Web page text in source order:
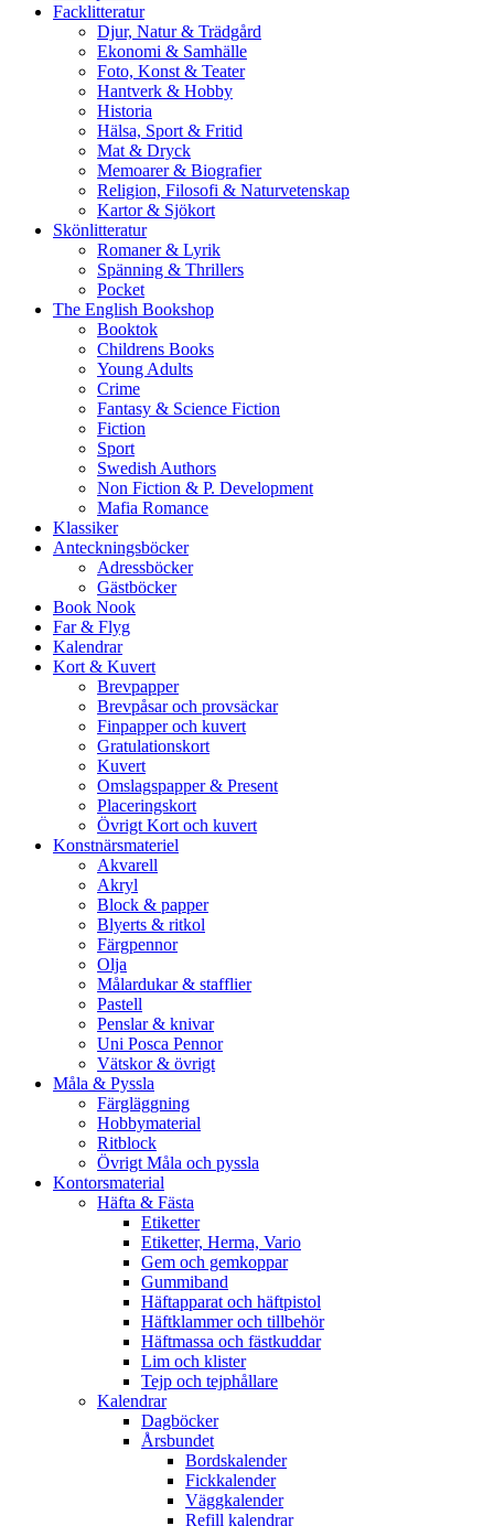
Facklitteratur
Djur, Natur & Trädgård
Ekonomi & Samhälle
Foto, Konst & Teater
Hantverk & Hobby
Historia
Hälsa, Sport & Fritid
Mat & Dryck
Memoarer & Biografier
Religion, Filosofi & Naturvetenskap
Kartor & Sjökort
Skönlitteratur
Romaner & Lyrik
Spänning & Thrillers
Pocket
The English Bookshop
Booktok
Childrens Books
Young Adults
Crime
Fantasy & Science Fiction
Fiction
Sport
Swedish Authors
Non Fiction & P. Development
Mafia Romance
Klassiker
Anteckningsböcker
Adressböcker
Gästböcker
Book Nook
Far & Flyg
Kalendrar
Kort & Kuvert
Brevpapper
Brevpåsar och provsäckar
Finpapper och kuvert
Gratulationskort
Kuvert
Omslagspapper & Present
Placeringskort
Övrigt Kort och kuvert
Konstnärsmateriel
Akvarell
Akryl
Block & papper
Blyerts & ritkol
Färgpennor
Olja
Målardukar & stafflier
Pastell
Penslar & knivar
Uni Posca Pennor
Vätskor & övrigt
Måla & Pyssla
Färgläggning
Hobbymaterial
Ritblock
Övrigt Måla och pyssla
Kontorsmaterial
Häfta & Fästa
Etiketter
Etiketter, Herma, Vario
Gem och gemkoppar
Gummiband
Häftapparat och häftpistol
Häftklammer och tillbehör
Häftmassa och fästkuddar
Lim och klister
Tejp och tejphållare
Kalendrar
Dagböcker
Årsbundet
Bordskalender
Fickkalender
Väggkalender
Refill kalendrar